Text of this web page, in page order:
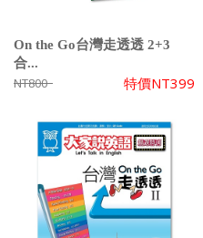
On the Go台灣走透透 2+3
合...
NT800 特價NT399